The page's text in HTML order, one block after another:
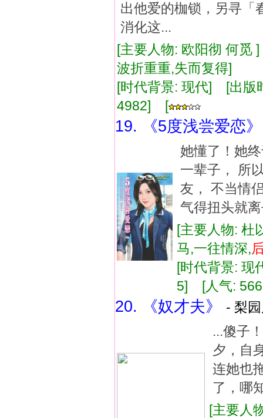
出他爱的枷锁，另
消化这...
[主要人物: 欧阳彻 何
波折重重,失而复得]
[时代背景: 现代] [出
4982] [
19. 《5度浅尝爱恋》
她懂了！她
一辈子， 所
友， 不当情
气得扭头就
[主要人物:
马,一往情深,
[时代背景:
5] [人气:
20. 《奴才夫》
- 梨
...傻子
夕，自
连她也
了，哪
[主要人